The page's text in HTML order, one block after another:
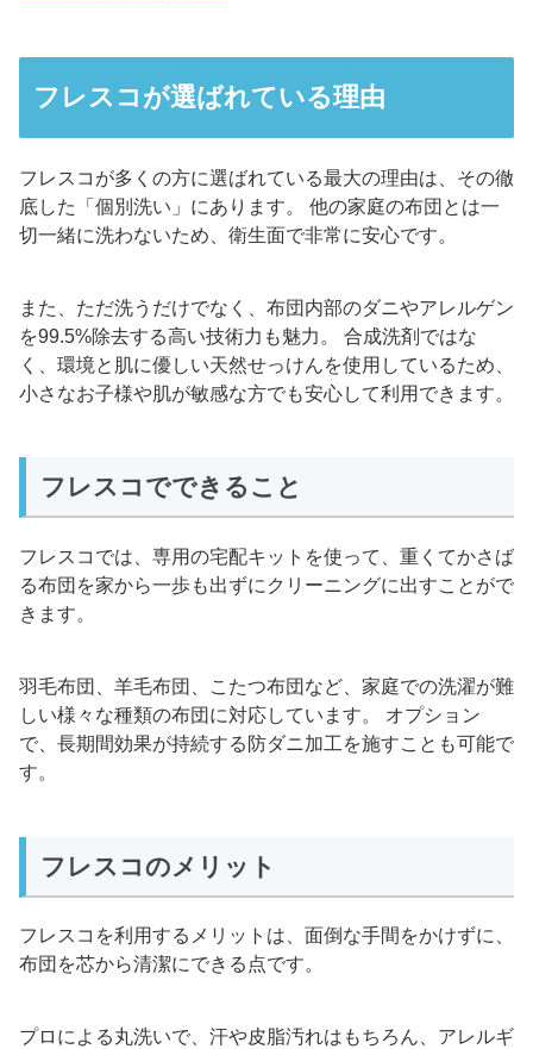
フレスコが選ばれている理由
フレスコが多くの方に選ばれている最大の理由は、その徹
底した「個別洗い」にあります。 他の家庭の布団とは一
切一緒に洗わないため、衛生面で非常に安心です。
また、ただ洗うだけでなく、布団内部のダニやアレルゲン
を99.5%除去する高い技術力も魅力。 合成洗剤ではな
く、環境と肌に優しい天然せっけんを使用しているため、
小さなお子様や肌が敏感な方でも安心して利用できます。
フレスコでできること
フレスコでは、専用の宅配キットを使って、重くてかさば
る布団を家から一歩も出ずにクリーニングに出すことがで
きます。
羽毛布団、羊毛布団、こたつ布団など、家庭での洗濯が難
しい様々な種類の布団に対応しています。 オプション
で、長期間効果が持続する防ダニ加工を施すことも可能で
す。
フレスコのメリット
フレスコを利用するメリットは、面倒な手間をかけずに、
布団を芯から清潔にできる点です。
プロによる丸洗いで、汗や皮脂汚れはもちろん、アレルギ